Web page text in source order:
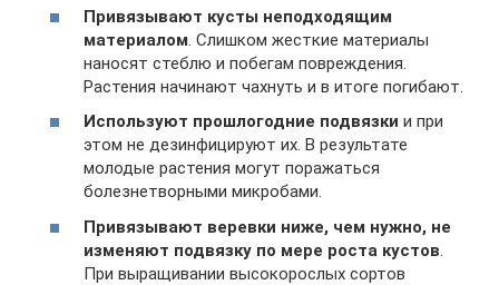
Привязывают кусты неподходящим
материалом. Слишком жесткие материалы
наносят стеблю и побегам повреждения.
Растения начинают чахнуть и в итоге погибают.
Используют прошлогодние подвязки и при
этом не дезинфицируют их. В результате
молодые растения могут поражаться
болезнетворными микробами.
Привязывают веревки ниже, чем нужно, не
изменяют подвязку по мере роста кустов.
При выращивании высокорослых сортов